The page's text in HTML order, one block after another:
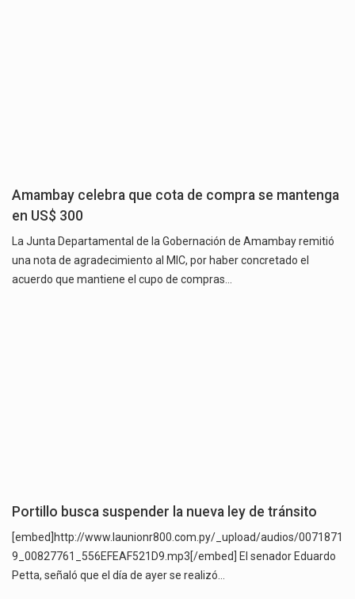
Amambay celebra que cota de compra se mantenga
en US$ 300
La Junta Departamental de la Gobernación de Amambay remitió
una nota de agradecimiento al MIC, por haber concretado el
acuerdo que mantiene el cupo de compras…
Portillo busca suspender la nueva ley de tránsito
[embed]http://www.launionr800.com.py/_upload/audios/0071871
9_00827761_556EFEAF521D9.mp3[/embed] El senador Eduardo
Petta, señaló que el día de ayer se realizó…